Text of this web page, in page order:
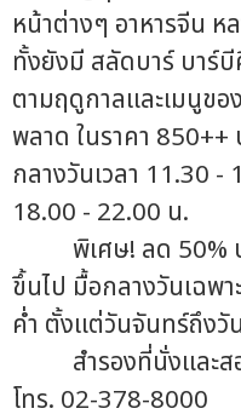
หน้าต่างๆ อาหารจีน ห
ทั้งยังมี สลัดบาร์ บาร์
ตามฤดูกาลและเมนูข
พลาด ในราคา
กลางวันเวลา 11.30 -
18.00 - 22.00 น.
พิเศษ! ลด 50% บุ
ขึ้นไป มื้อกลางวันเฉพ
ค่ำ ตั้งแต่วันจันทร์ถึงวั
สำรองที่นั่งและสอ
โทร. 02-378-8000